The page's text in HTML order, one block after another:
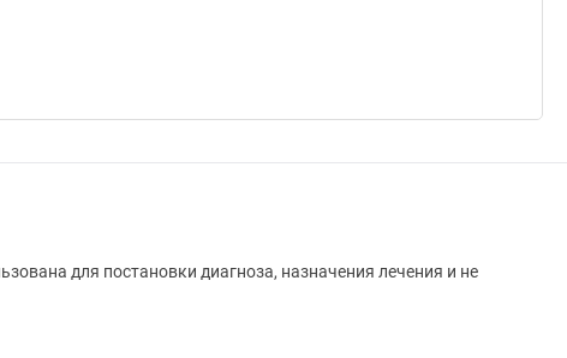
для постановки диагноза, назначения лечения и не